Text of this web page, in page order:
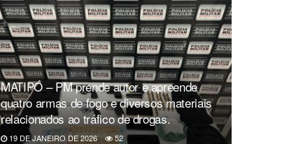
MATIPÓ – PM prende autor e apreende
quatro armas de fogo e diversos materiais
relacionados ao tráfico de drogas.
19 DE JANEIRO DE 2026 52